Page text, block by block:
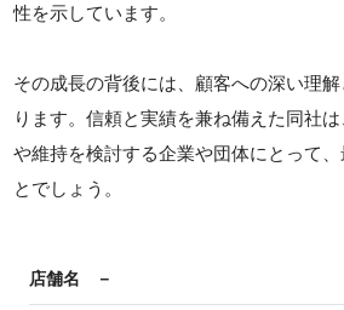
性を示しています。
その成長の背後には、顧客への深い理
ります。信頼と実績を兼ね備えた同社
や維持を検討する企業や団体にとって
とでしょう。
店舗名 －